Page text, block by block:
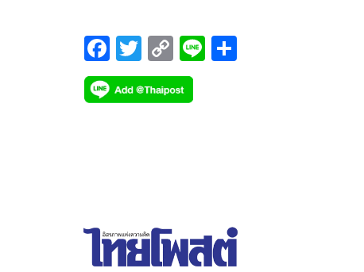
F
ac
e
T
wi
tt
C
o
p
Li